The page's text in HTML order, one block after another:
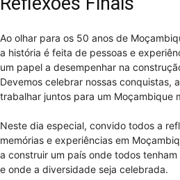
Ao olhar para os 50 anos de
a história é feita de pessoas e
um papel a desempenhar na
Devemos celebrar nossas conquistas,
trabalhar juntos para um Moçambique
Neste dia especial, convido todos a
memórias e experiências em
a construir um país onde todos
e onde a diversidade seja celebrada.